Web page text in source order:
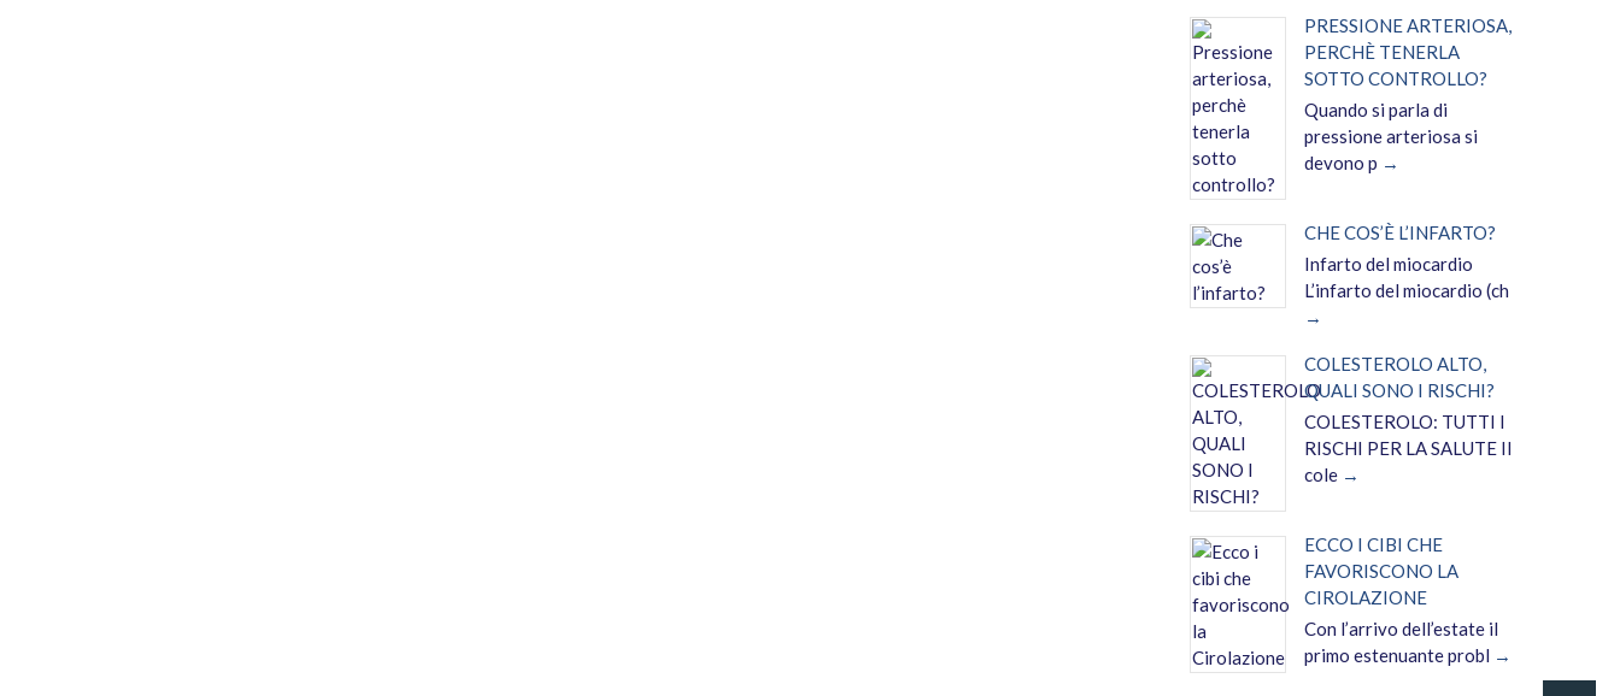
PRESSIONE ARTERIOSA,
PERCHÈ TENERLA
SOTTO CONTROLLO?
Quando si parla di
pressione arteriosa si
devono p
CHE COS’È L’INFARTO?
Infarto del miocardio
L’infarto del miocardio (ch
COLESTEROLO ALTO,
QUALI SONO I RISCHI?
COLESTEROLO: TUTTI I
RISCHI PER LA SALUTE Il
cole
ECCO I CIBI CHE
FAVORISCONO LA
CIROLAZIONE
Con l’arrivo dell’estate il
primo estenuante probl